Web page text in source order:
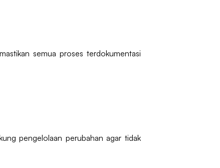
semua proses terdokumentasi
pengelolaan perubahan agar tidak